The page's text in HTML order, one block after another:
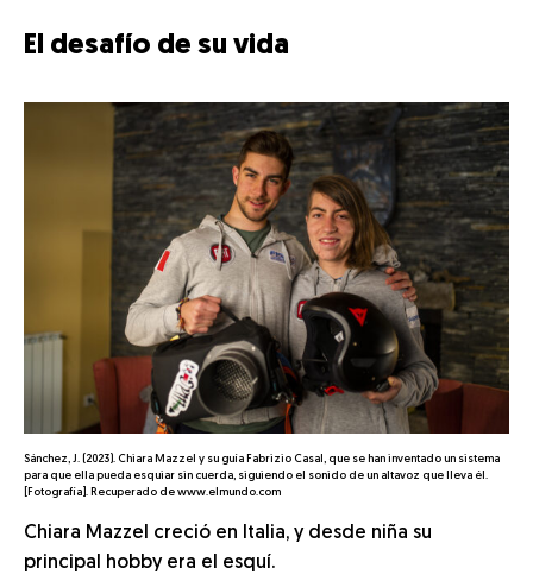
El desafío de su vida
Sánchez, J. (2023). Chiara Mazzel y su guía Fabrizio Casal, que se han inventado un sistema
para que ella pueda esquiar sin cuerda, siguiendo el sonido de un altavoz que lleva él.
[Fotografía]. Recuperado de www.elmundo.com
Chiara Mazzel creció en Italia, y desde niña su
principal hobby era el esquí.